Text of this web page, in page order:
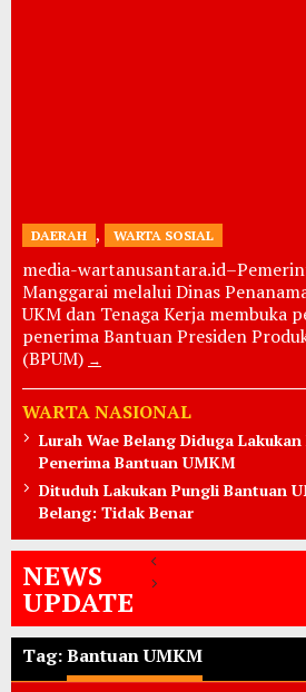
DAERAH , WARTA SOSIAL
media-
Manggarai melalui Dinas
UKM dan Tenaga Kerja membuka
penerima Bantuan Presiden
(BPUM)
WARTA NASIONAL
Lurah Wae Belang Diduga
Penerima Bantuan UMKM
Dituduh Lakukan Pungli Bantuan
Belang: Tidak Benar
NEWS
UPDATE
Tag:Bantuan UMKM